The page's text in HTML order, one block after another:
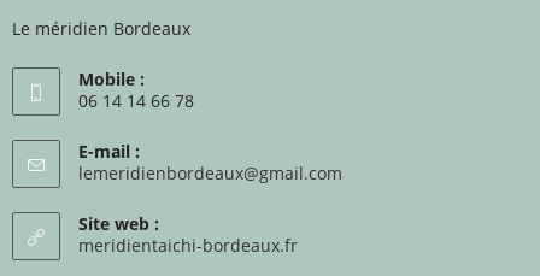
Le méridien Bordeaux
Mobile :
06 14 14 66 78
E-mail :
lemeridienbordeaux@gmail.com
Site web :
meridientaichi-bordeaux.fr